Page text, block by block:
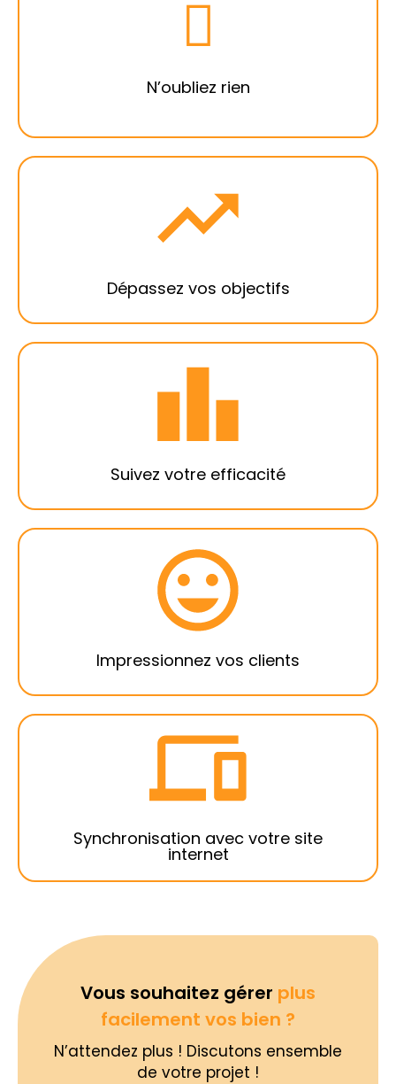
N’oubliez rien
demandes et actions sont centralisées au
à ne plus rien oublier.
Dépassez vos objectifs
A l’aide d’un outil qui va à l’essentiel pour
vous permettre de gagner du temps,
LOCKimmo vous accompagne dans la
Suivez votre efficacité
Grâce à notre pipeline, vous pouvez suivre
Impressionnez vos clients
Vous êtes en mesure d’apporter des
solutions à chacune de vos sollicitations en
un temps record et vos clients le remarquent
Synchronisation avec votre site
internet
diffusion de vos annonces immobilières sur
vos portails immobiliers habituels mais aussi
Vous souhaitez gérer plus
facilement vos bien ?
N’attendez plus ! Discutons ensemble
de votre projet !